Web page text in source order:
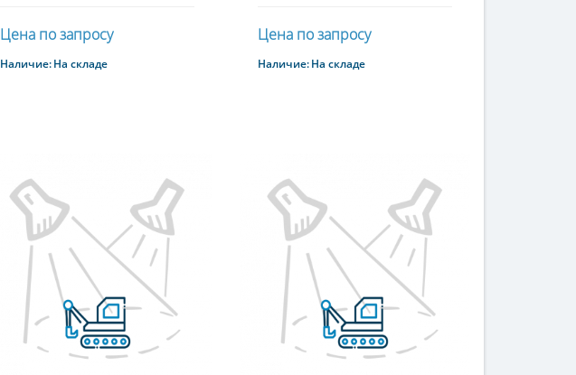
Цена по запросу
Купить
Наличие:На складе
Цена по запросу
Купить
Наличие:На складе